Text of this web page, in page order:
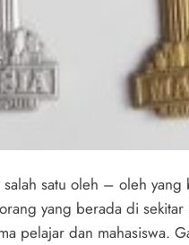
satu oleh – oleh
yang berada di sekitar
pelajar dan mahasiswa.